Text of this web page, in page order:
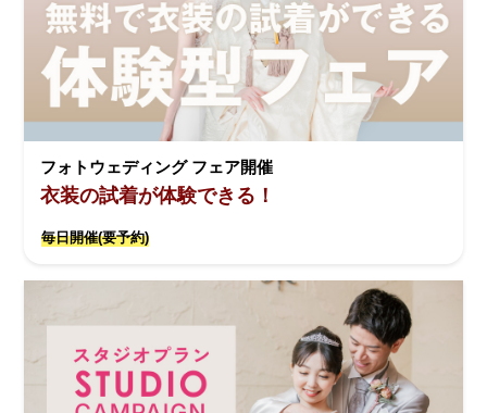
フォトウェディング フェア開催
衣装の試着が体験できる！
毎日開催(要予約)